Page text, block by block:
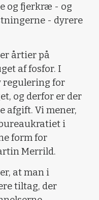
og fjerkræ - og
- dyrere
årtier på
af fosfor. I
regulering for
og derfor er der
afgift. Vi mener,
i
form for
Merrild.
at man i
tiltag, der